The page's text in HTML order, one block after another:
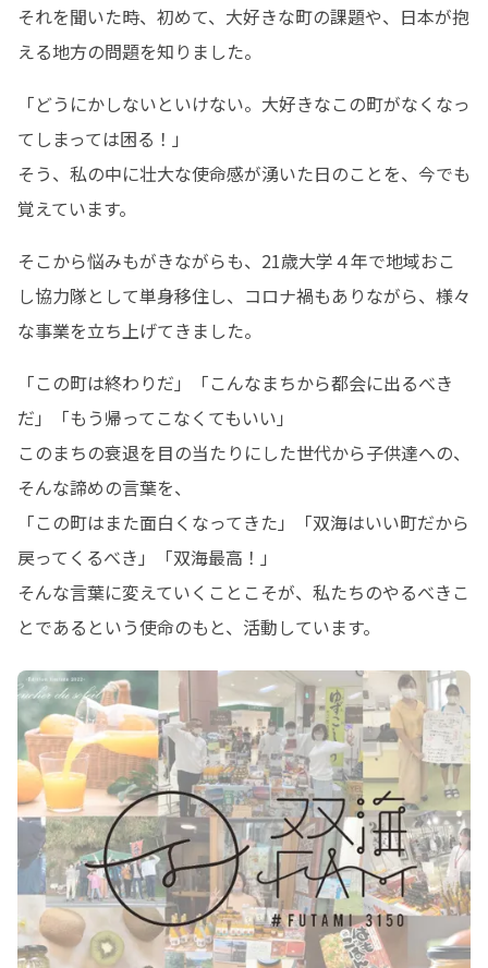
それを聞いた時、初めて、大好きな町の課題や、日本が抱
える地方の問題を知りました。
「どうにかしないといけない。大好きなこの町がなくなっ
てしまっては困る！」
そう、私の中に壮大な使命感が湧いた日のことを、今でも
覚えています。
そこから悩みもがきながらも、21歳大学４年で地域おこ
し協力隊として単身移住し、コロナ禍もありながら、様々
な事業を立ち上げてきました。
「この町は終わりだ」「こんなまちから都会に出るべき
だ」「もう帰ってこなくてもいい」
このまちの衰退を目の当たりにした世代から子供達への、
そんな諦めの言葉を、
「この町はまた面白くなってきた」「双海はいい町だから
戻ってくるべき」「双海最高！」
そんな言葉に変えていくことこそが、私たちのやるべきこ
とであるという使命のもと、活動しています。